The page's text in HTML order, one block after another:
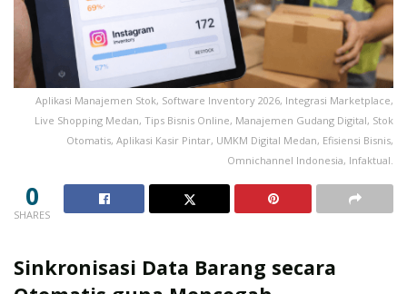
Aplikasi Manajemen Stok, Software Inventory 2026, Integrasi Marketplace,
Live Shopping Medan, Tips Bisnis Online, Manajemen Gudang Digital, Stok
Otomatis, Aplikasi Kasir Pintar, UMKM Digital Medan, Efisiensi Bisnis,
Omnichannel Indonesia, Infaktual.
0
SHARES
Sinkronisasi Data Barang secara